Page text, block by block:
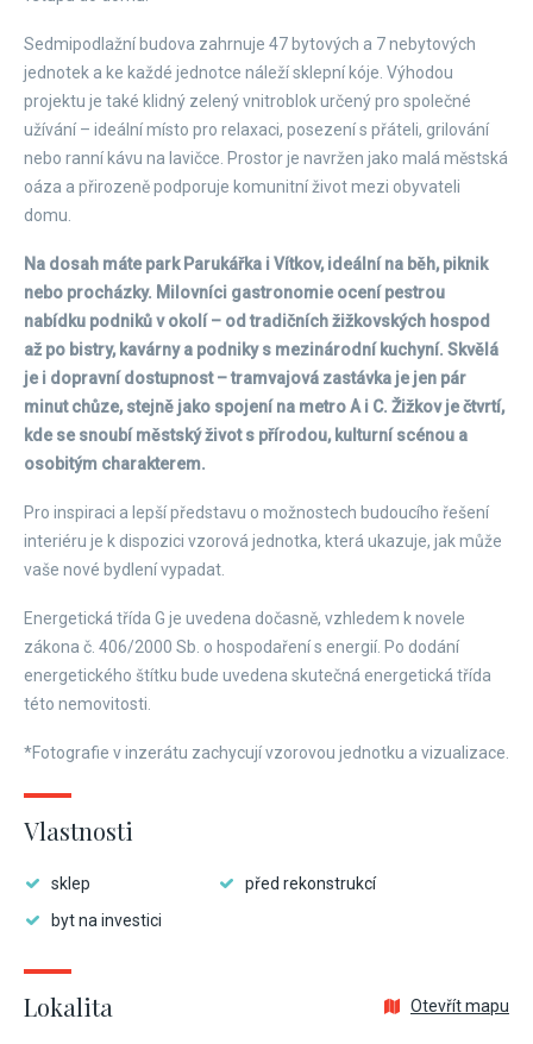
Sedmipodlažní budova zahrnuje 47 bytových a 7 nebytových
jednotek a ke každé jednotce náleží sklepní kóje. Výhodou
projektu je také klidný zelený vnitroblok určený pro společné
užívání – ideální místo pro relaxaci, posezení s přáteli, grilování
nebo ranní kávu na lavičce. Prostor je navržen jako malá městská
oáza a přirozeně podporuje komunitní život mezi obyvateli
domu.
Na dosah máte park Parukářka i Vítkov, ideální na běh, piknik
nebo procházky. Milovníci gastronomie ocení pestrou
nabídku podniků v okolí – od tradičních žižkovských hospod
až po bistry, kavárny a podniky s mezinárodní kuchyní. Skvělá
je i dopravní dostupnost – tramvajová zastávka je jen pár
minut chůze, stejně jako spojení na metro A i C. Žižkov je čtvrtí,
kde se snoubí městský život s přírodou, kulturní scénou a
osobitým charakterem.
Pro inspiraci a lepší představu o možnostech budoucího řešení
interiéru je k dispozici vzorová jednotka, která ukazuje, jak může
vaše nové bydlení vypadat.
Energetická třída G je uvedena dočasně, vzhledem k novele
zákona č. 406/2000 Sb. o hospodaření s energií. Po dodání
energetického štítku bude uvedena skutečná energetická třída
této nemovitosti.
*Fotografie v inzerátu zachycují vzorovou jednotku a vizualizace.
Vlastnosti
sklep
před rekonstrukcí
byt na investici
Lokalita Otevřít mapu